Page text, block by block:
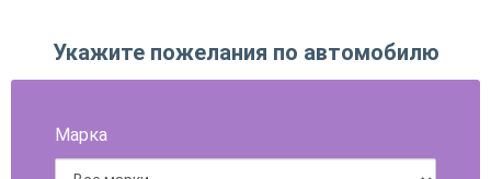
Укажите пожелания по автомобилю
Марка